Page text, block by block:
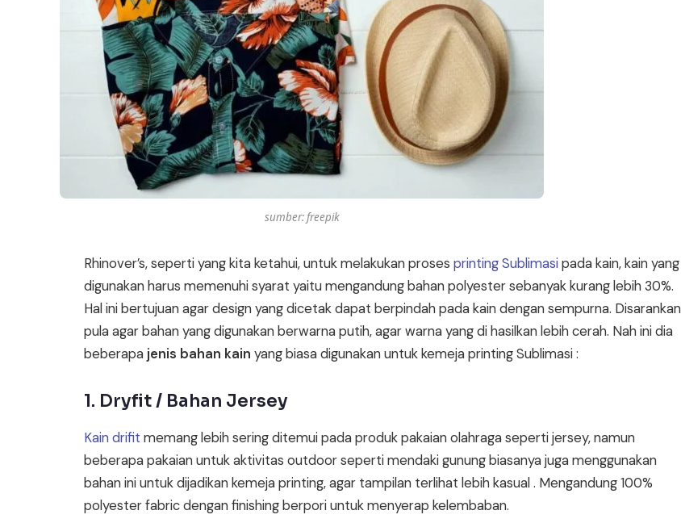
sumber: freepik
Rhinover’s, seperti yang kita ketahui, untuk melakukan proses printing Sublimasi pada kain, kain yang
digunakan harus memenuhi syarat yaitu mengandung bahan polyester sebanyak kurang lebih 30%.
Hal ini bertujuan agar design yang dicetak dapat berpindah pada kain dengan sempurna. Disarankan
pula agar bahan yang digunakan berwarna putih, agar warna yang di hasilkan lebih cerah. Nah ini dia
beberapa jenis bahan kain yang biasa digunakan untuk kemeja printing Sublimasi :
1. Dryfit / Bahan Jersey
Kain drifit memang lebih sering ditemui pada produk pakaian olahraga seperti jersey, namun
beberapa pakaian untuk aktivitas outdoor seperti mendaki gunung biasanya juga menggunakan
bahan ini untuk dijadikan kemeja printing, agar tampilan terlihat lebih kasual . Mengandung 100%
polyester fabric dengan finishing berpori untuk menyerap kelembaban.